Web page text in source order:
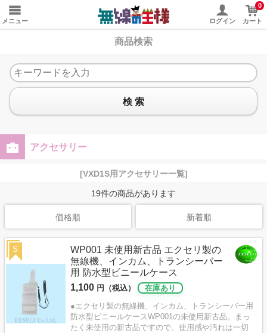
メニュー ログイン
0
カート
商品検索
検 索
アクセサリー
[VXD1S用アクセサリー一覧]
19件の商品があります
価格順 新着順
WP001 未使用新古品 エクセリ製の
無線機、インカム、トランシーバー
用 防水型ビニールケース
1,100 円（税込）
在庫あり
●エクセリ製の無線機、インカム、トランシーバー用
防水型ビニールケースWP001の未使用新古品。まっ
たく未使用の新古品ですので、使用感や汚れは一切
S